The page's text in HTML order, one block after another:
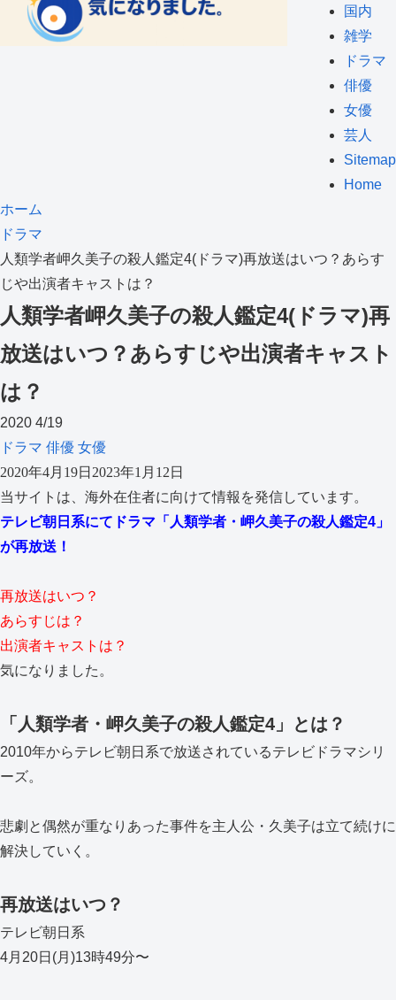
国内
雑学
ドラマ
俳優
女優
芸人
Sitemap
Home
ホーム
ドラマ
人類学者岬久美子の殺人鑑定4(ドラマ)再放送はいつ？あらす
じや出演者キャストは？
人類学者岬久美子の殺人鑑定4(ドラマ)再
放送はいつ？あらすじや出演者キャスト
は？
2020 4/19
ドラマ 俳優 女優
2020年4月19日 2023年1月12日
当サイトは、海外在住者に向けて情報を発信しています。
テレビ朝日系にてドラマ「人類学者・岬久美子の殺人鑑定4」
が再放送！
再放送はいつ？
あらすじは？
出演者キャストは？
気になりました。
「人類学者・岬久美子の殺人鑑定4」とは？
2010年からテレビ朝日系で放送されているテレビドラマシリ
ーズ。
悲劇と偶然が重なりあった事件を主人公・久美子は立て続けに
解決していく。
再放送はいつ？
テレビ朝日系
4月20日(月)13時49分〜